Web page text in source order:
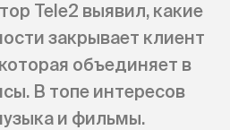
Tele2 выявил, какие
закрывает клиент
объединяет в
В топе интересов
и фильмы.